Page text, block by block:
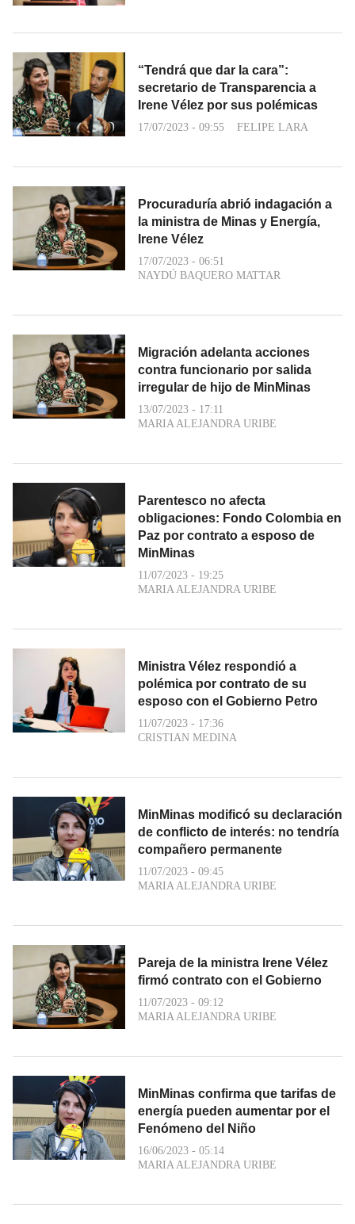
“Tendrá que dar la cara”:
secretario de Transparencia a
Irene Vélez por sus polémicas
17/07/2023 - 09:55 FELIPE LARA
Procuraduría abrió indagación a
la ministra de Minas y Energía,
Irene Vélez
17/07/2023 - 06:51
NAYDÚ BAQUERO MATTAR
Migración adelanta acciones
contra funcionario por salida
irregular de hijo de MinMinas
13/07/2023 - 17:11
MARIA ALEJANDRA URIBE
Parentesco no afecta
obligaciones: Fondo Colombia en
Paz por contrato a esposo de
MinMinas
11/07/2023 - 19:25
MARIA ALEJANDRA URIBE
Ministra Vélez respondió a
polémica por contrato de su
esposo con el Gobierno Petro
11/07/2023 - 17:36
CRISTIAN MEDINA
MinMinas modificó su declaración
de conflicto de interés: no tendría
compañero permanente
11/07/2023 - 09:45
MARIA ALEJANDRA URIBE
Pareja de la ministra Irene Vélez
firmó contrato con el Gobierno
11/07/2023 - 09:12
MARIA ALEJANDRA URIBE
MinMinas confirma que tarifas de
energía pueden aumentar por el
Fenómeno del Niño
16/06/2023 - 05:14
MARIA ALEJANDRA URIBE